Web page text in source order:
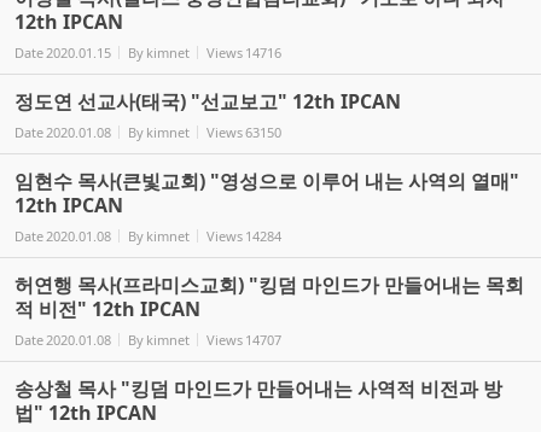
12th IPCAN
Date 2020.01.15 By kimnet Views 14716
정도연 선교사(태국) "선교보고" 12th IPCAN
Date 2020.01.08 By kimnet Views63150
임현수 목사(큰빛교회) "영성으로 이루어 내는 사역의 열매"
12th IPCAN
Date 2020.01.08 By kimnet Views 14284
허연행 목사(프라미스교회) "킹덤 마인드가 만들어내는 목회
적 비전" 12th IPCAN
Date 2020.01.08 By kimnet Views 14707
송상철 목사 "킹덤 마인드가 만들어내는 사역적 비전과 방
법" 12th IPCAN